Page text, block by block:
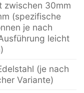
zwischen 30mm
(spezifische
je nach
leicht
(je nach
Variante)